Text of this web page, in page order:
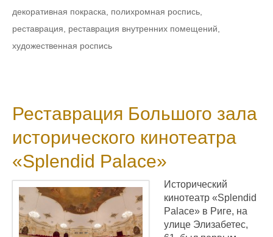
декоративная покраска
полихромная роспись
реставрация
реставрация внутренних помещений
художественная роспись
Реставрация Большого зала
исторического кинотеатра
«Splendid Palace»
Исторический
кинотеатр «Splendid
Palace» в Риге, на
улице Элизабетес,